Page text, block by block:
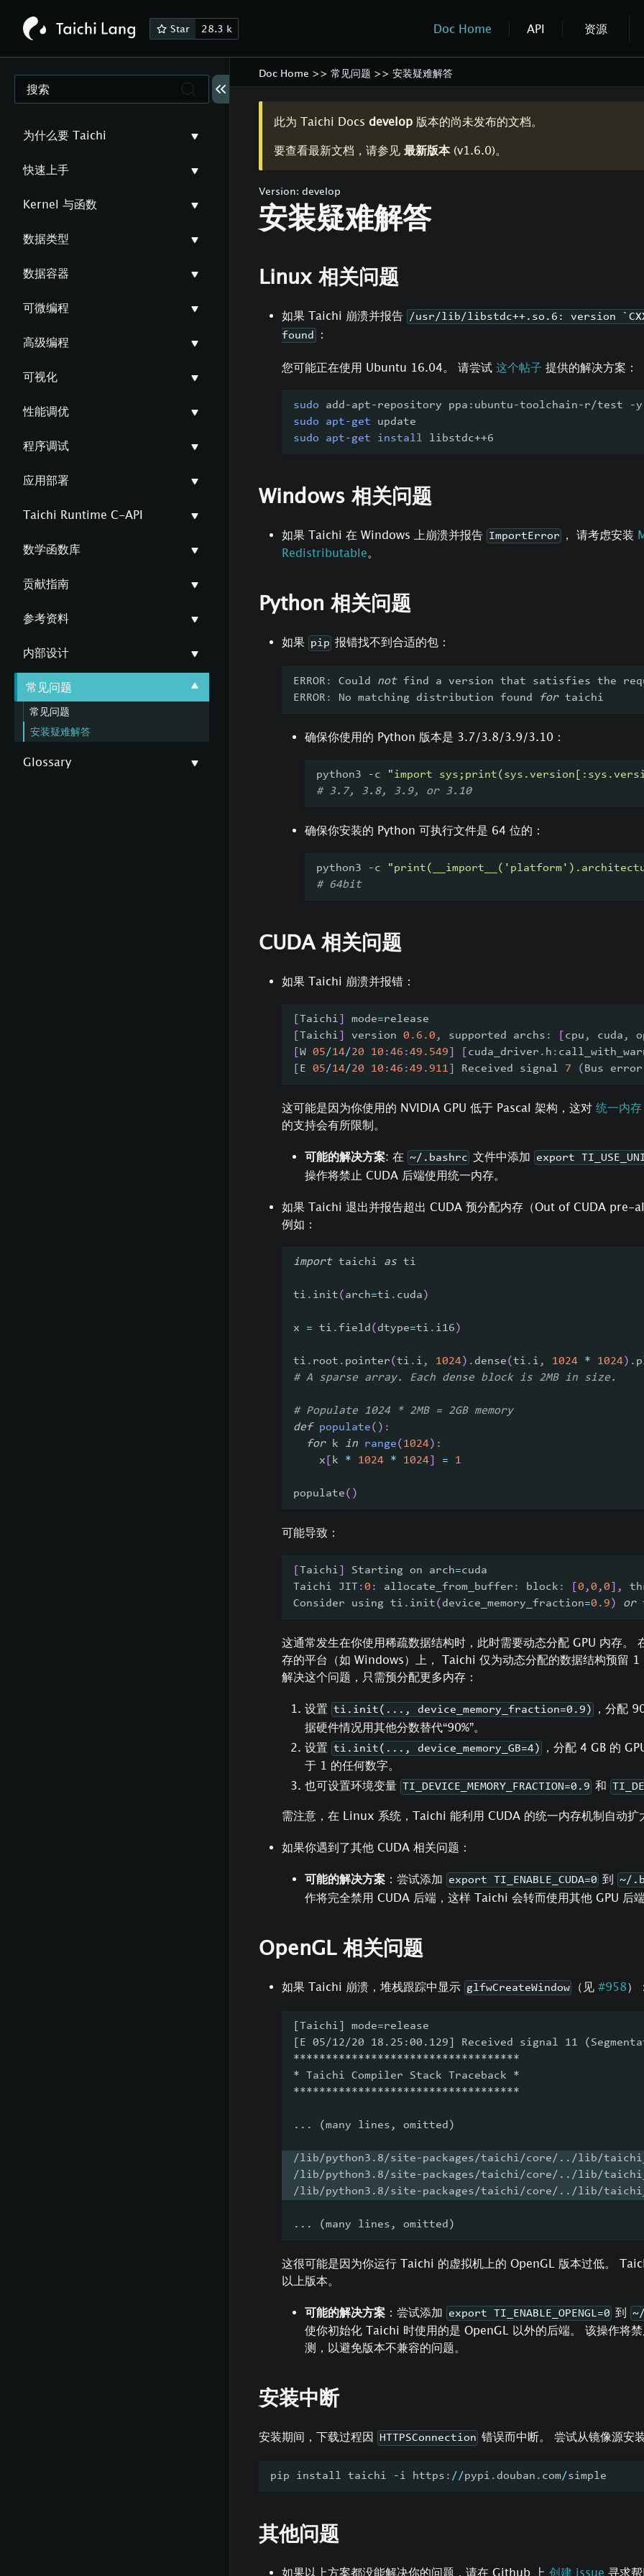
Star 28.3 k Doc Home API 资源
搜索
为什么要 Taichi
快速上手
Kernel 与函数
数据类型
数据容器
可微编程
高级编程
可视化
性能调优
程序调试
应用部署
Taichi Runtime C-API
数学函数库
贡献指南
参考资料
内部设计
常见问题
常见问题
安装疑难解答
Glossary
Doc Home >> 常见问题 >> 安装疑难解答
此为 Taichi Docs develop 版本的尚未发布的文档。
要查看最新文档，请参见 最新版本(v1.6.0)。
Version: develop
安装疑难解答
Linux 相关问题
如果 Taichi 崩溃并报告
/usr/lib/libstdc++.so.6: version
found
：
您可能正在使用 Ubuntu 16.04。 请尝试 这个帖子 提供的解决方案：
sudo add-apt-repository ppa:ubuntu-toolchain-r/test -y
sudo
apt-get update
sudo
apt-get install libstdc++6
Windows 相关问题
如果 Taichi 在 Windows 上崩溃并报告 ImportError ， 请考虑安装
Redistributable。
Python 相关问题
如果 pip 报错找不到合适的包：
ERROR : Could not find a version that satisfies the
ERROR : No matching distribution found for taichi
确保你使用的 Python 版本是 3.7/3.8/3.9/3.10：
python3 -c
"import
# 3.7, 3.8, 3.9, or 3.10
确保你安装的 Python 可执行文件是 64 位的：
python3 -c
# 64bit
CUDA 相关问题
如果 Taichi 崩溃并报错：
Taichi mode=release
Taichi version 0.6 .0 , supported archs : cpu , cuda ,
W 05/14/20 10 :46 :49.549 cuda_driver . h :
E 05/14/20 10 :46 :49.911 Received signal 7 ( Bus error
这可能是因为你使用的 NVIDIA GPU 低于 Pascal 架构，这对 统一内
的支持会有所限制。
可能的解决方案: 在 ~/.bashrc 文件中添加 export
操作将禁止 CUDA 后端使用统一内存。
如果 Taichi 退出并报告超出 CUDA 预分配内存（Out of CUDA pre-
例如：
import taichi as ti
ti . init( arch=ti . cuda )
x = ti .field ( dtype=ti . i16 )
ti . root . pointer(ti . i , 1024) . dense(ti . i , 1024 * 1024) .
# A sparse array. Each dense block is 2MB in size.
# Populate 1024 * 2MB = 2GB memory
def
populate( ) :
for k in range( 1024) :
    x
k * 1024 * 1024 = 1
populate( )
可能导致：
Taichi Starting on arch=cuda
Taichi JIT :0 : allocate_from_buffer : block : 0 ,0 ,0 ,
Consider using ti . init( device_memory_fraction=0.9 ) or
这通常发生在你使用稀疏数据结构时，此时需要动态分配 GPU 内存。
存的平台（如 Windows）上， Taichi 仅为动态分配的数据结构预留 1
解决这个问题，只需预分配更多内存：
设置 ti.init(..., device_memory_fraction=0.9)
，分配
据硬件情况用其他分数替代“90%”。
设置 ti.init(..., device_memory_GB=4)
，分配 4 GB 的
于 1 的任何数字。
也可设置环境变量 TI_DEVICE_MEMORY_FRACTION=0.9 和
需注意，在 Linux 系统，Taichi 能利用 CUDA 的统一内存机制自动扩
如果你遇到了其他 CUDA 相关问题：
可能的解决方案 ：尝试添加 export TI_ENABLE_CUDA=0 到 ~/
作将完全禁用 CUDA 后端，这样 Taichi 会转而使用其他 GPU 后
OpenGL 相关问题
如果 Taichi 崩溃，堆栈跟踪中显示 glfwCreateWindow （见#958）：
[Taichi] mode=release
[E 05/12/20 18.25:00.129] Received signal 11
***********************************
* Taichi Compiler Stack Traceback *
***********************************
... (many lines, omitted)
/lib/python3.8/site-packages/taichi/core/../lib/
/lib/python3.8/site-packages/taichi/core/../lib/
/lib/python3.8/site-packages/taichi/core/../lib/
... (many lines, omitted)
这很可能是因为你运行 Taichi 的虚拟机上的 OpenGL 版本过低。
以上版本。
可能的解决方案 ：尝试添加 export TI_ENABLE_OPENGL=0 到
使你初始化 Taichi 时使用的是 OpenGL 以外的后端。 该操作将
测，以避免版本不兼容的问题。
安装中断
安装期间，下载过程因 HTTPSConnection 错误而中断。 尝试从镜像源安
pip install taichi -i https : //pypi . douban . com/simple
其他问题
如果以上方案都没能解决你的问题，请在 Github 上 创建 issue 寻求